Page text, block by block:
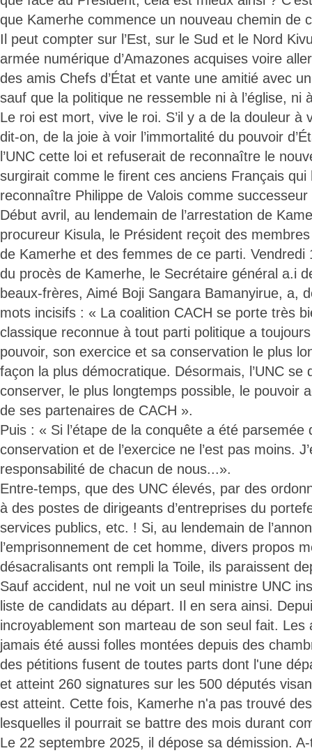
que Kamerhe commence un nouveau chemin de
Il peut compter sur l’Est, sur le Sud et le Nord
armée numérique d’Amazones acquises voire
des amis Chefs d’État et vante une amitié avec
sauf que la politique ne ressemble ni à l’église, ni
Le roi est mort, vive le roi. S’il y a de la douleur à
dit-on, de la joie à voir l’immortalité du pouvoir
l’UNC cette loi et refuserait de reconnaître le
surgirait comme le firent ces anciens Français qui
reconnaître Philippe de Valois comme
Début avril, au lendemain de l’arrestation de
procureur Kisula, le Président reçoit des
de Kamerhe et des femmes de ce parti. Vendredi
du procès de Kamerhe, le Secrétaire général a.i
beaux-frères, Aimé Boji Sangara Bamanyirue, a,
mots incisifs : « La coalition CACH se porte très
classique reconnue à tout parti politique a
pouvoir, son exercice et sa conservation le plus
façon la plus démocratique. Désormais, l’UNC se
conserver, le plus longtemps possible, le pouvoir
de ses partenaires de CACH ».
Puis : « Si l’étape de la conquête a été parsemée
conservation et de l’exercice ne l’est pas moins.
responsabilité de chacun de nous...».
Entre-temps, que des UNC élevés, par des
à des postes de dirigeants d’entreprises du
services publics, etc. ! Si, au lendemain de
l’emprisonnement de cet homme, divers propos
désacralisants ont rempli la Toile, ils paraissent
Sauf accident, nul ne voit un seul ministre UNC
liste de candidats au départ. Il en sera ainsi.
incroyablement son marteau de son seul fait. Les
jamais été aussi folles montées depuis des
des pétitions fusent de toutes parts dont l'une
et atteint 260 signatures sur les 500 députés
est atteint. Cette fois, Kamerhe n'a pas trouvé
lesquelles il pourrait se battre des mois durant
Le 22 septembre 2025, il dépose sa démission.